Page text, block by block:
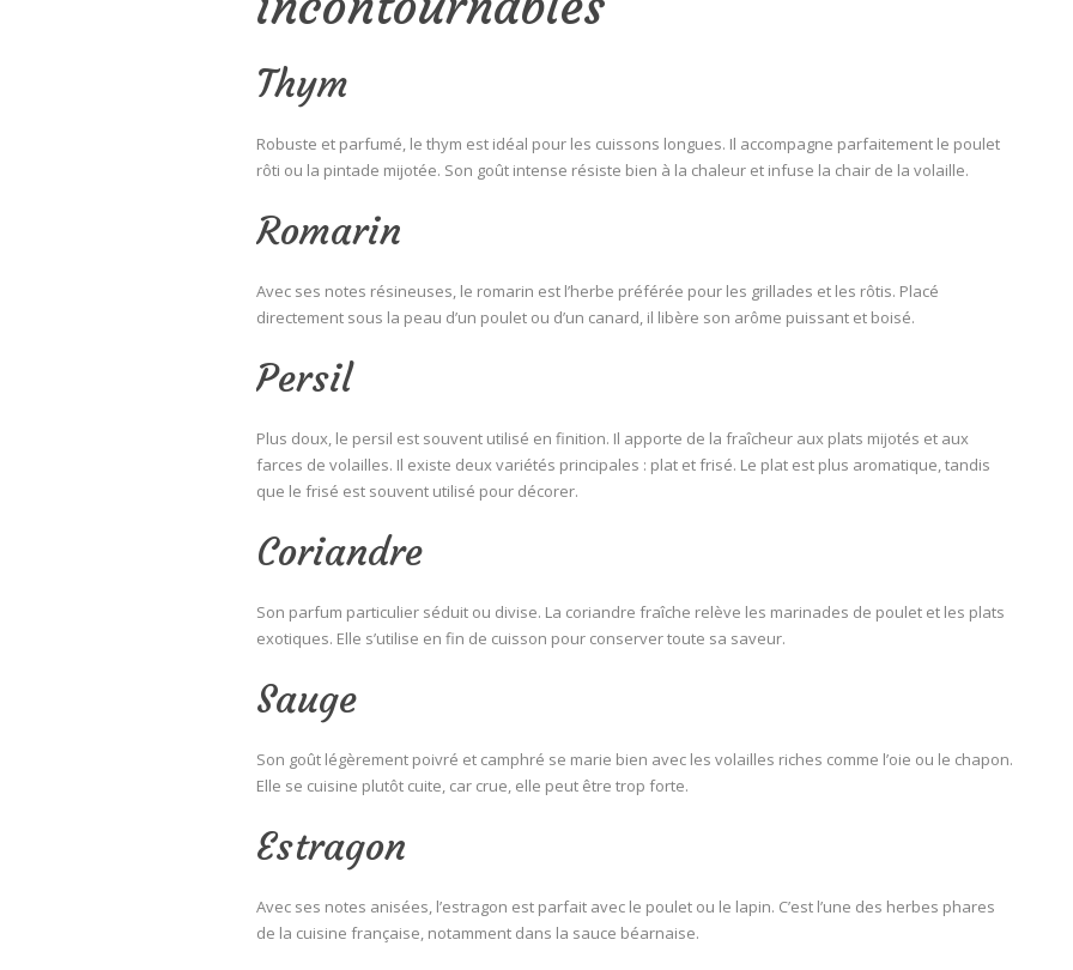
Thym
Robuste et parfumé, le thym est idéal pour les cuissons longues. Il accompagne parfaitement le poulet
rôti ou la pintade mijotée. Son goût intense résiste bien à la chaleur et infuse la chair de la volaille.
Romarin
Avec ses notes résineuses, le romarin est l’herbe préférée pour les grillades et les rôtis. Placé
directement sous la peau d’un poulet ou d’un canard, il libère son arôme puissant et boisé.
Persil
Plus doux, le persil est souvent utilisé en finition. Il apporte de la fraîcheur aux plats mijotés et aux
farces de volailles. Il existe deux variétés principales : plat et frisé. Le plat est plus aromatique, tandis
que le frisé est souvent utilisé pour décorer.
Coriandre
Son parfum particulier séduit ou divise. La coriandre fraîche relève les marinades de poulet et les plats
exotiques. Elle s’utilise en fin de cuisson pour conserver toute sa saveur.
Sauge
Son goût légèrement poivré et camphré se marie bien avec les volailles riches comme l’oie ou le chapon.
Elle se cuisine plutôt cuite, car crue, elle peut être trop forte.
Estragon
Avec ses notes anisées, l’estragon est parfait avec le poulet ou le lapin. C’est l’une des herbes phares
de la cuisine française, notamment dans la sauce béarnaise.